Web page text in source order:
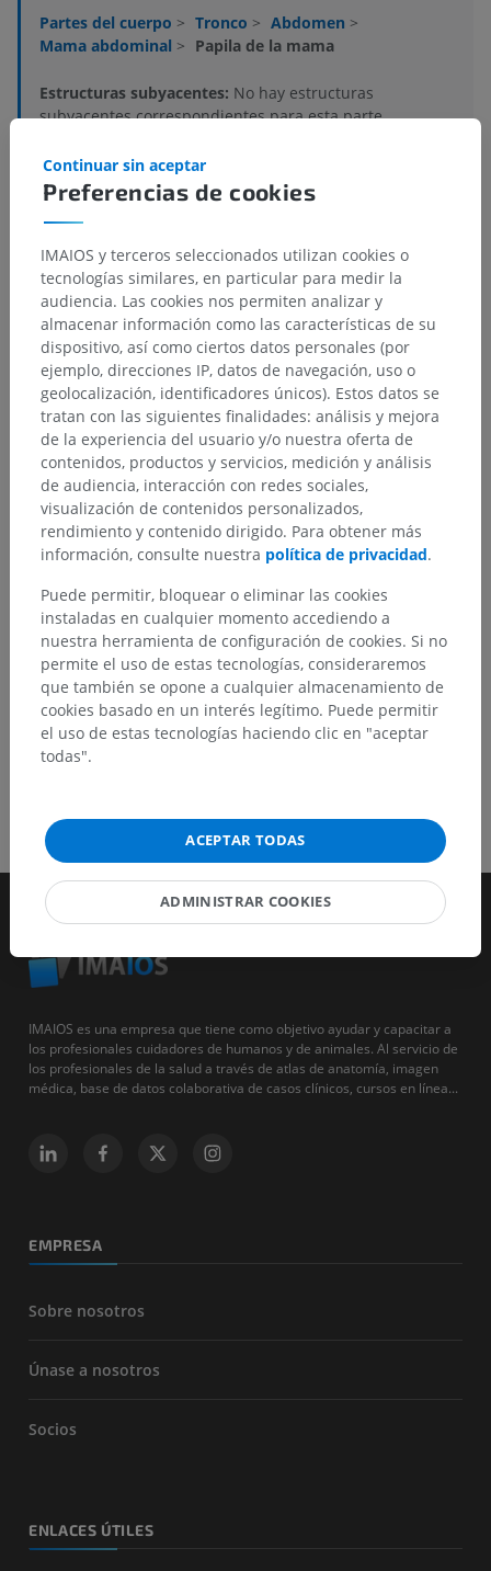
Partes del cuerpo > Tronco > Abdomen >
Mama abdominal > Papila de la mama
Estructuras subyacentes: No hay estructuras
subyacentes correspondientes para esta parte
Anatomía comparada en humanos
Traducciones
¿Ha detectado un error?
No dude en sugerir una corrección, traducción o
mejora de contenido.
Reportar un error
DESCARGAR LA APLICACIÓN
IMAIOS es una empresa que tiene como objetivo ayudar y capacitar a
los profesionales cuidadores de humanos y de animales. Al servicio de
los profesionales de la salud a través de atlas de anatomía, imagen
médica, base de datos colaborativa de casos clínicos, cursos en línea...
EMPRESA
Sobre nosotros
Únase a nosotros
Socios
ENLACES ÚTILES
Preferencias de cookies
Continuar sin aceptar
IMAIOS y terceros seleccionados utilizan cookies o
tecnologías similares, en particular para medir la
audiencia. Las cookies nos permiten analizar y
almacenar información como las características de su
dispositivo, así como ciertos datos personales (por
ejemplo, direcciones IP, datos de navegación, uso o
geolocalización, identificadores únicos). Estos datos se
tratan con las siguientes finalidades: análisis y mejora
de la experiencia del usuario y/o nuestra oferta de
contenidos, productos y servicios, medición y análisis
de audiencia, interacción con redes sociales,
visualización de contenidos personalizados,
rendimiento y contenido dirigido. Para obtener más
información, consulte nuestra política de privacidad.
Puede permitir, bloquear o eliminar las cookies
instaladas en cualquier momento accediendo a
nuestra herramienta de configuración de cookies. Si no
permite el uso de estas tecnologías, consideraremos
que también se opone a cualquier almacenamiento de
cookies basado en un interés legítimo. Puede permitir
el uso de estas tecnologías haciendo clic en "aceptar
todas".
ACEPTAR TODAS
ADMINISTRAR COOKIES